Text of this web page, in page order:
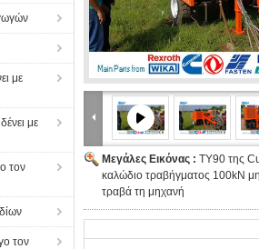
με
με
τον
τον
Μεγάλες Εικόνας : TY90 της
καλώδιο τραβήγματος 100kN
τραβά τη μηχανή